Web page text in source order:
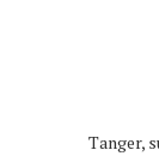
Tanger,